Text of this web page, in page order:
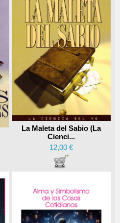
La Maleta del Sabio (La
Cienci...
12,00 €